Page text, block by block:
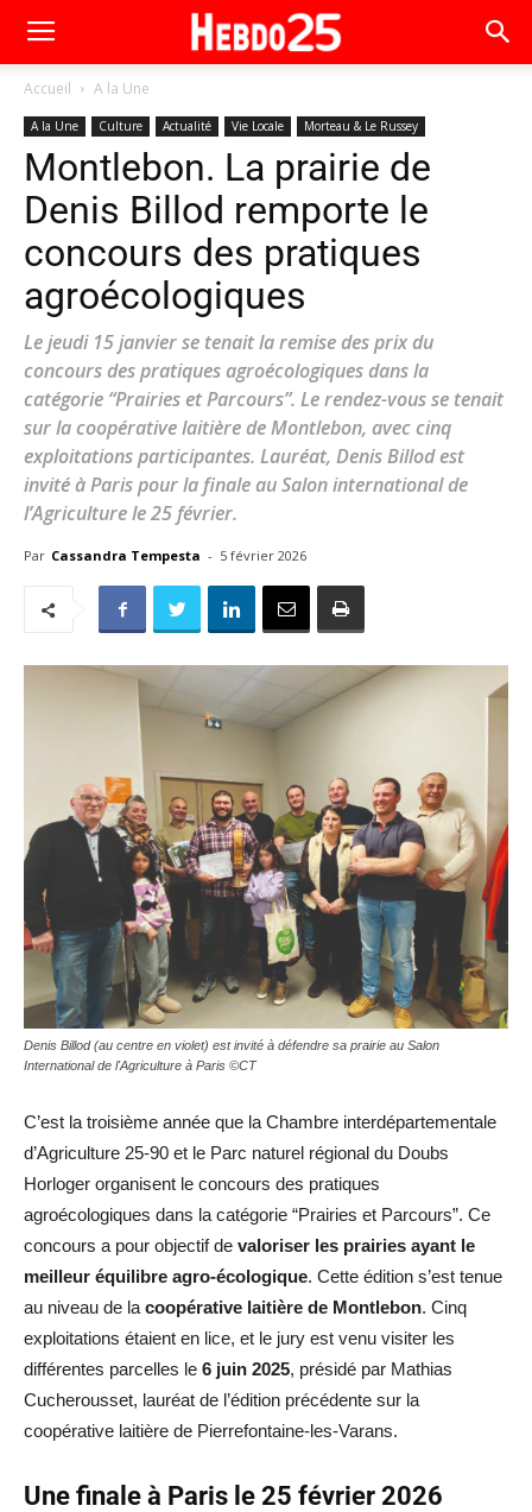
Accueil A la Une
A la Une Culture Actualité Vie Locale Morteau & Le Russey
Montlebon. La prairie de
Denis Billod remporte le
concours des pratiques
agroécologiques
Le jeudi 15 janvier se tenait la remise des prix du
concours des pratiques agroécologiques dans la
catégorie “Prairies et Parcours”. Le rendez-vous se tenait
sur la coopérative laitière de Montlebon, avec cinq
exploitations participantes. Lauréat, Denis Billod est
invité à Paris pour la finale au Salon international de
l’Agriculture le 25 février.
Par Cassandra Tempesta - 5 février 2026
Denis Billod (au centre en violet) est invité à défendre sa prairie au Salon
International de l'Agriculture à Paris ©CT
C’est la troisième année que la Chambre interdépartementale
d’Agriculture 25-90 et le Parc naturel régional du Doubs
Horloger organisent le concours des pratiques
agroécologiques dans la catégorie “Prairies et Parcours”. Ce
concours a pour objectif de valoriser les prairies ayant le
meilleur équilibre agro-écologique. Cette édition s’est tenue
au niveau de la coopérative laitière de Montlebon. Cinq
exploitations étaient en lice, et le jury est venu visiter les
différentes parcelles le 6 juin 2025, présidé par Mathias
Cucherousset, lauréat de l’édition précédente sur la
coopérative laitière de Pierrefontaine-les-Varans.
Une finale à Paris le 25 février 2026